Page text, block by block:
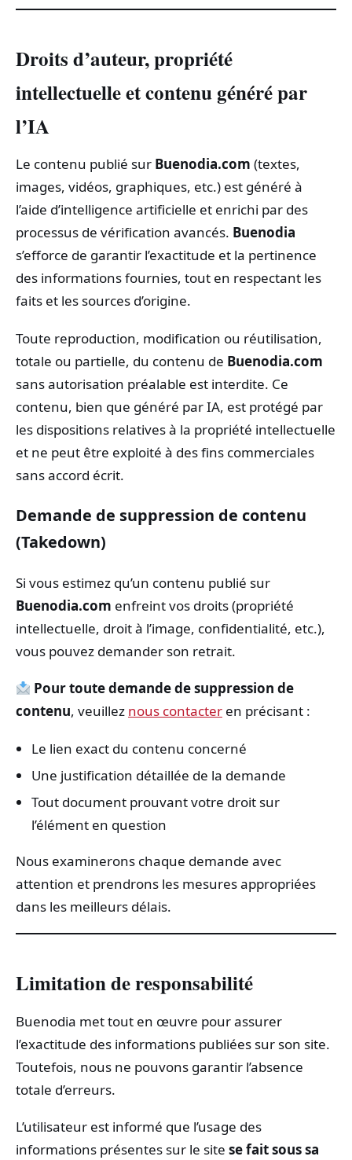
Droits d’auteur, propriété
intellectuelle et contenu généré par
l’IA
Le contenu publié sur Buenodia.com (textes,
images, vidéos, graphiques, etc.) est généré à
l’aide d’intelligence artificielle et enrichi par des
processus de vérification avancés. Buenodia
s’efforce de garantir l’exactitude et la pertinence
des informations fournies, tout en respectant les
faits et les sources d’origine.
Toute reproduction, modification ou réutilisation,
totale ou partielle, du contenu de Buenodia.com
sans autorisation préalable est interdite. Ce
contenu, bien que généré par IA, est protégé par
les dispositions relatives à la propriété intellectuelle
et ne peut être exploité à des fins commerciales
sans accord écrit.
Demande de suppression de contenu
(Takedown)
Si vous estimez qu’un contenu publié sur
Buenodia.com enfreint vos droits (propriété
intellectuelle, droit à l’image, confidentialité, etc.),
vous pouvez demander son retrait.
Pour toute demande de suppression de
contenu, veuillez nous contacter en précisant :
Le lien exact du contenu concerné
Une justification détaillée de la demande
Tout document prouvant votre droit sur
l’élément en question
Nous examinerons chaque demande avec
attention et prendrons les mesures appropriées
dans les meilleurs délais.
Limitation de responsabilité
Buenodia met tout en œuvre pour assurer
l’exactitude des informations publiées sur son site.
Toutefois, nous ne pouvons garantir l’absence
totale d’erreurs.
L’utilisateur est informé que l’usage des
informations présentes sur le site se fait sous sa